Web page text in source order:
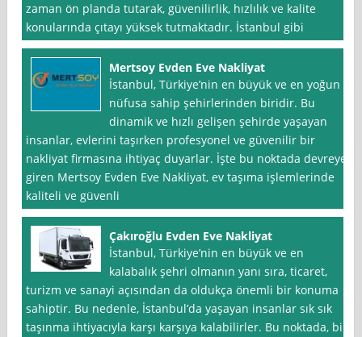
zaman ön planda tutarak, güvenilirlik, hızlılık ve kalite
konularında çıtayı yüksek tutmaktadır. İstanbul gibi
Mertsoy Evden Eve Nakliyat
İstanbul, Türkiye’nin en büyük ve en yoğun
nüfusa sahip şehirlerinden biridir. Bu
dinamik ve hızlı gelişen şehirde yaşayan
insanlar, evlerini taşırken profesyonel ve güvenilir bir
nakliyat firmasına ihtiyaç duyarlar. İşte bu noktada devreye
giren Mertsoy Evden Eve Nakliyat, ev taşıma işlemlerinde
kaliteli ve güvenli
Çakıroğlu Evden Eve Nakliyat
İstanbul, Türkiye’nin en büyük ve en
kalabalık şehri olmanın yanı sıra, ticaret,
turizm ve sanayi açısından da oldukça önemli bir konuma
sahiptir. Bu nedenle, İstanbul’da yaşayan insanlar sık sık
taşınma ihtiyacıyla karşı karşıya kalabilirler. Bu noktada, bir